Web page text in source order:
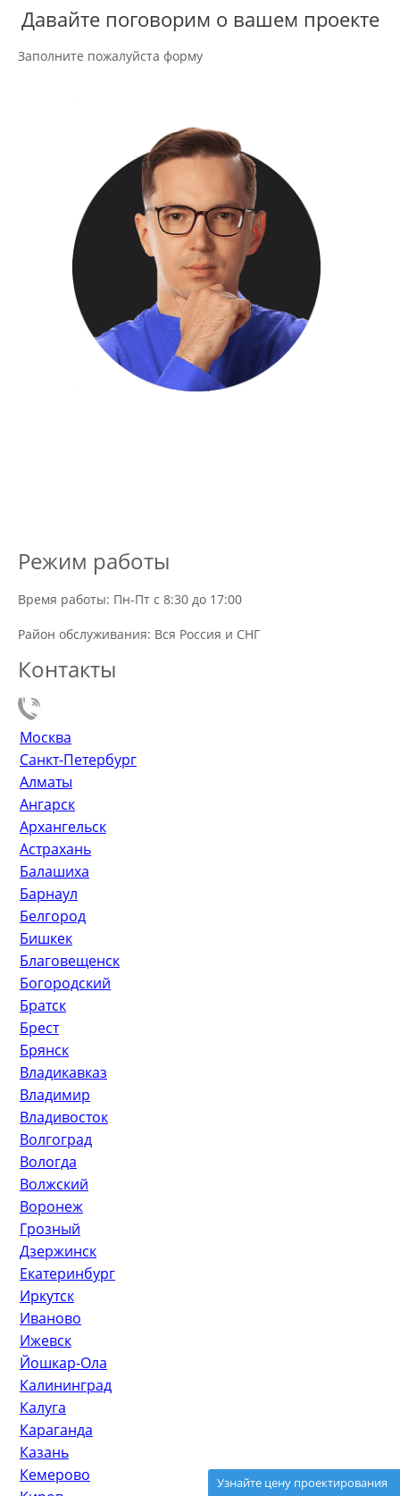
Узнайте цену проектирования
Давайте поговорим о вашем проекте
Заполните пожалуйста форму
Режим работы
Время работы: Пн-Пт с 8:30 до 17:00
Район обслуживания: Вся Россия и СНГ
Контакты